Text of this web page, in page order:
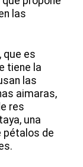
las
que es
tiene la
las
aimaras,
res
una
pétalos de